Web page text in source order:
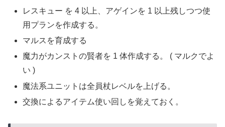
レスキュー を 4 以上、アゲインを 1 以上残しつつ使
用プランを作成する。
マルスを育成する
魔力がカンストの賢者を 1 体作成する。 ( マルクでよ
い )
魔法系ユニットは全員杖レベルを上げる。
交換によるアイテム使い回しを覚えておく。